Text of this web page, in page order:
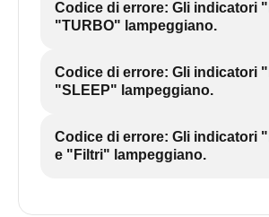
Codice di errore: Gli indicatori
"TURBO" lampeggiano.
Codice di errore: Gli indicatori
"SLEEP" lampeggiano.
Codice di errore: Gli indicatori
e "Filtri" lampeggiano.